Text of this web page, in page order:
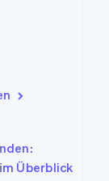
Überblick